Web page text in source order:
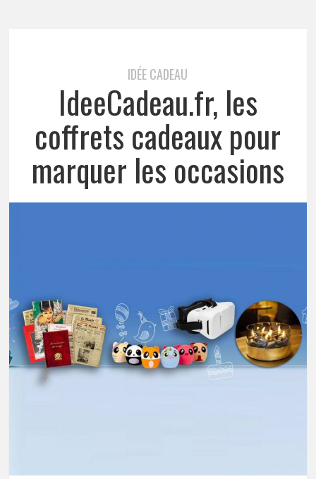
IDÉE CADEAU
IdeeCadeau.fr, les
coffrets cadeaux pour
marquer les occasions